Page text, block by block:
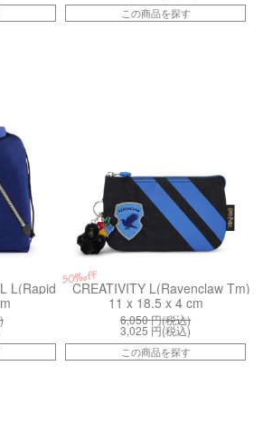
この商品を探す
L(Rapid Navy)
50%off
CREATIVITY L(Ravenclaw Tm)
11 x 18.5 x 4 cm
6,050円(税込)
3,025 円(税込)
この商品を探す